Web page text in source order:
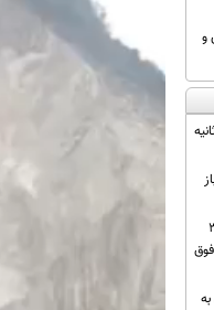
و
رکورد حل این چالش 10 ثانیه
ها / تشخیص 3
فوق